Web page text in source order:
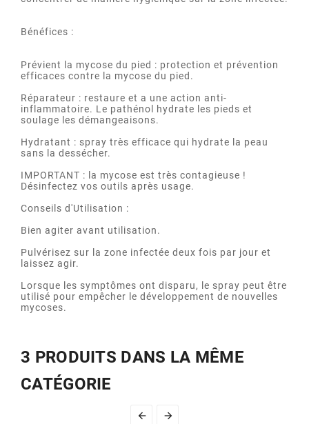
Bénéfices :
Prévient la mycose du pied : protection et prévention
efficaces contre la mycose du pied.
Réparateur : restaure et a une action anti-
inflammatoire. Le pathénol hydrate les pieds et
soulage les démangeaisons.
Hydratant : spray très efficace qui hydrate la peau
sans la dessécher.
IMPORTANT : la mycose est très contagieuse !
Désinfectez vos outils après usage.
Conseils d'Utilisation :
Bien agiter avant utilisation.
Pulvérisez sur la zone infectée deux fois par jour et
laissez agir.
Lorsque les symptômes ont disparu, le spray peut être
utilisé pour empêcher le développement de nouvelles
mycoses.
3 PRODUITS DANS LA MÊME
CATÉGORIE
 